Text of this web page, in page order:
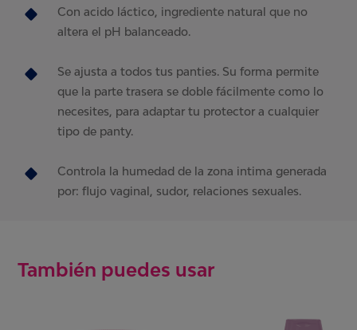
Con acido láctico, ingrediente natural que no
altera el pH balanceado.
Se ajusta a todos tus panties. Su forma permite
que la parte trasera se doble fácilmente como lo
necesites, para adaptar tu protector a cualquier
tipo de panty.
Controla la humedad de la zona intima generada
por: flujo vaginal, sudor, relaciones sexuales.
También puedes usar